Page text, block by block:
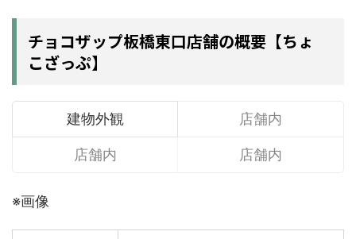
チョコザップ板橋東口店舗の概要【ちょ
こざっぷ】
建物外観 店舗内
店舗内 店舗内
※画像